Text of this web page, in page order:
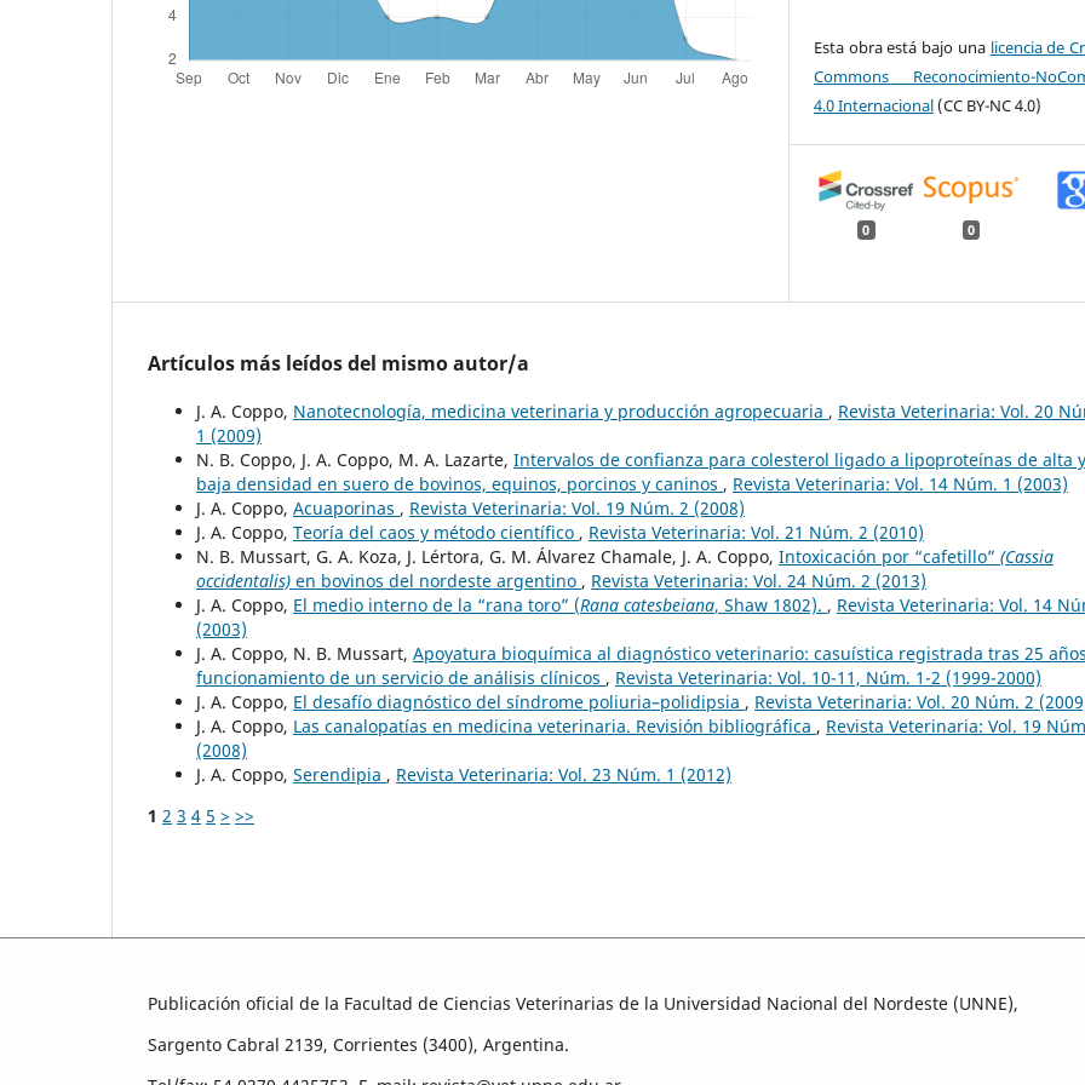
Esta obra está bajo una licencia de
Commons Reconocimiento-
4.0 Internacional (CC BY-NC 4.0)
0 0
Artículos más leídos del mismo autor/a
J. A. Coppo, Nanotecnología, medicina veterinaria y producción agropecuaria , Revista Veterinaria: Vol. 20
1 (2009)
N. B. Coppo, J. A. Coppo, M. A. Lazarte, Intervalos de confianza para colesterol ligado a lipoproteínas de alta y
baja densidad en suero de bovinos, equinos, porcinos y caninos , Revista Veterinaria: Vol. 14 Núm. 1 (2003)
J. A. Coppo, Acuaporinas , Revista Veterinaria: Vol. 19 Núm. 2 (2008)
J. A. Coppo, Teoría del caos y método científico , Revista Veterinaria: Vol. 21 Núm. 2 (2010)
N. B. Mussart, G. A. Koza, J. Lértora, G. M. Álvarez Chamale, J. A. Coppo, Intoxicación por “cafetillo” (Cassia
occidentalis) en bovinos del nordeste argentino , Revista Veterinaria: Vol. 24 Núm. 2 (2013)
J. A. Coppo, El medio interno de la “rana toro” (Rana catesbeiana, Shaw 1802). , Revista Veterinaria: Vol. 14
(2003)
J. A. Coppo, N. B. Mussart, Apoyatura bioquímica al diagnóstico veterinario: casuística registrada tras 25
funcionamiento de un servicio de análisis clínicos , Revista Veterinaria: Vol. 10-11, Núm. 1-2 (1999-2000)
J. A. Coppo, El desafío diagnóstico del síndrome poliuria–polidipsia , Revista Veterinaria: Vol. 20 Núm. 2
J. A. Coppo, Las canalopatías en medicina veterinaria. Revisión bibliográfica , Revista Veterinaria: Vol. 19
(2008)
J. A. Coppo, Serendipia , Revista Veterinaria: Vol. 23 Núm. 1 (2012)
1 2 3 4 5 > >>
Publicación oficial de la Facultad de Ciencias Veterinarias de la Universidad Nacional del Nordeste (UNNE),
Sargento Cabral 2139, Corrientes (3400), Argentina.